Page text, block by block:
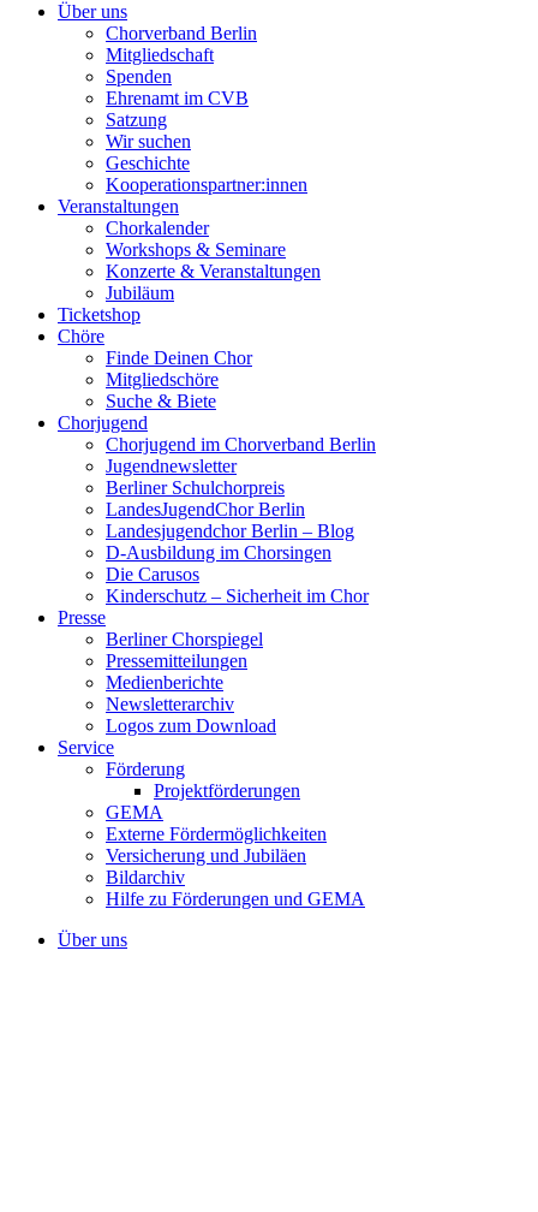
Über uns
Chorverband Berlin
Mitgliedschaft
Spenden
Ehrenamt im CVB
Satzung
Wir suchen
Geschichte
Kooperationspartner:innen
Veranstaltungen
Chorkalender
Workshops & Seminare
Konzerte & Veranstaltungen
Jubiläum
Ticketshop
Chöre
Finde Deinen Chor
Mitgliedschöre
Suche & Biete
Chorjugend
Chorjugend im Chorverband Berlin
Jugendnewsletter
Berliner Schulchorpreis
LandesJugendChor Berlin
Landesjugendchor Berlin – Blog
D-Ausbildung im Chorsingen
Die Carusos
Kinderschutz – Sicherheit im Chor
Presse
Berliner Chorspiegel
Pressemitteilungen
Medienberichte
Newsletterarchiv
Logos zum Download
Service
Förderung
Projektförderungen
GEMA
Externe Fördermöglichkeiten
Versicherung und Jubiläen
Bildarchiv
Hilfe zu Förderungen und GEMA
Über uns